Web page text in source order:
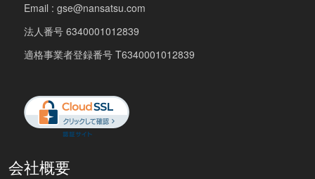
Email : gse@nansatsu.com
法人番号 6340001012839
適格事業者登録番号 T6340001012839
会社概要